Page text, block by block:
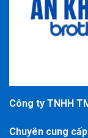
Công ty TNHH
Chuyên cung